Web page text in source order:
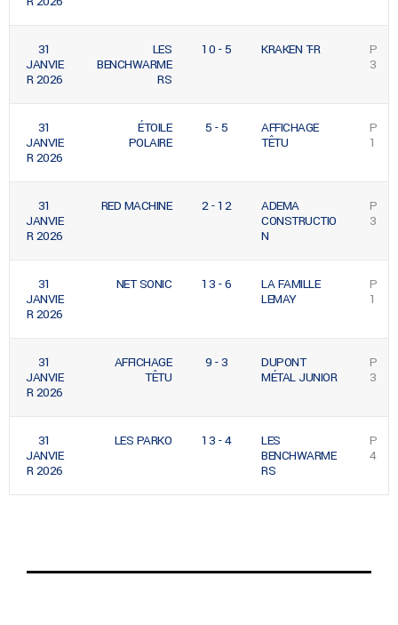
31
JANVIE
R 2026
LES
BENCHWARME
RS
10 - 5 KRAKEN T-R
P
3
31
JANVIE
R 2026
ÉTOILE
POLAIRE
5 - 5
AFFICHAGE
TÊTU
P
1
31
JANVIE
R 2026
RED MACHINE 2 - 12
ADEMA
CONSTRUCTIO
N
P
3
31
JANVIE
R 2026
NET SONIC 13 - 6
LA FAMILLE
LEMAY
P
1
31
JANVIE
R 2026
AFFICHAGE
TÊTU
9 - 3
DUPONT
MÉTAL JUNIOR
P
3
31
JANVIE
R 2026
LES PARKO 13 - 4
LES
BENCHWARME
RS
P
4